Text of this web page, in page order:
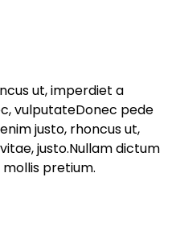
ut, imperdiet a
vulputateDonec pede
justo, rhoncus ut,
justo.Nullam dictum
pretium.